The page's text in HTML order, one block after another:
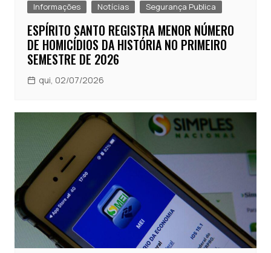
Informações
Notícias Segurança Publica
ESPÍRITO SANTO REGISTRA MENOR NÚMERO
DE HOMICÍDIOS DA HISTÓRIA NO PRIMEIRO
SEMESTRE DE 2026
qui, 02/07/2026